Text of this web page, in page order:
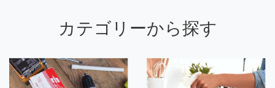
カテゴリーから探す